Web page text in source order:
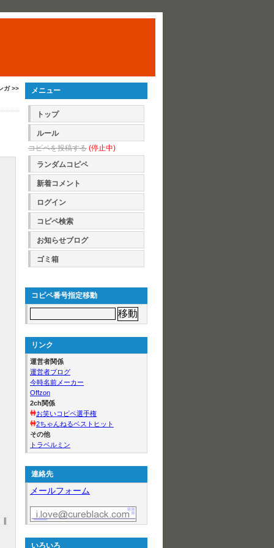
ガ >> メニュー
トップ
ルール
コピペを投稿する (停止中)
ランダムコピペ
新着コメント
ログイン
コピペ検索
お知らせブログ
ゴミ箱
コピペ番号指定移動
リンク
運営者関係
運営者ブログ
今時名前メーカー
Offzon
2ch関係
お笑いコピペ選手権
2ちゃんねるベストヒット
その他
トラベルミン
連絡先
メールフォーム
いろいろ